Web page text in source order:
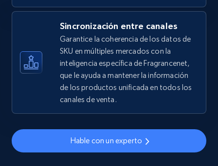
eBay - Gather data on products using
specified keywords
URL, Product id, Title, Seller name, Seller rating,
Seller reviews, Breadcrumbs, Root category, and
more.
359+ Comenzar ahora
eBay - Collect products from shops on eBay
URL, Product id, Title, Seller name, Seller rating,
Sincronización entre canales
Garantice la coherencia de los datos de
SKU en múltiples mercados con la
inteligencia específica de Fragrancenet,
que le ayuda a mantener la información
de los productos unificada en todos los
canales de venta.
Hable con un experto